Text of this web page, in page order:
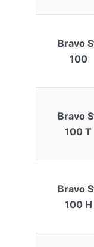
Bravo
100
Bravo
100 T
Bravo
100 H